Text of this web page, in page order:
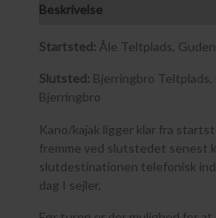
Beskrivelse
Startsted: Åle Teltplads,
Slutsted: Bjerringbro Teltplads,
Bjerringbro
Kano/kajak ligger klar fra
fremme ved slutstedet senest
slutdestinationen telefonisk
dag I sejler.